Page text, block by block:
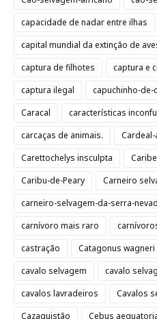
capacidade de nadar entre ilhas
capital mundial da extinção de
captura de filhotes
captura e
captura ilegal
capuchinho-de-
Caracal
características
carcaças de animais.
Carettochelys insculpta
Caribe
Caribu-de-Peary
Carneiro
carneiro-selvagem-da-serra-
carnívoro mais raro
castração
Catagonus wagneri
cavalo selvagem
cavalo
cavalos lavradeiros
Cavalos
Cazaquistão
Cebus